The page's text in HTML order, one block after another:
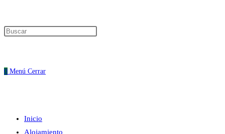
de
0 Menú Cerrar
Inicio
Alojamiento